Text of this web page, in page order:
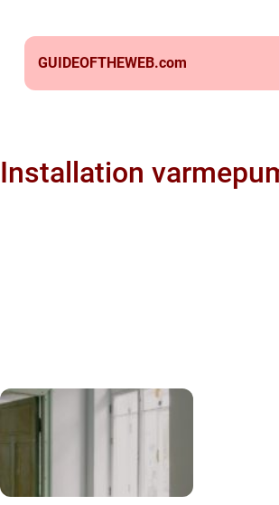
GUIDEOFTHEWEB.com
Installation